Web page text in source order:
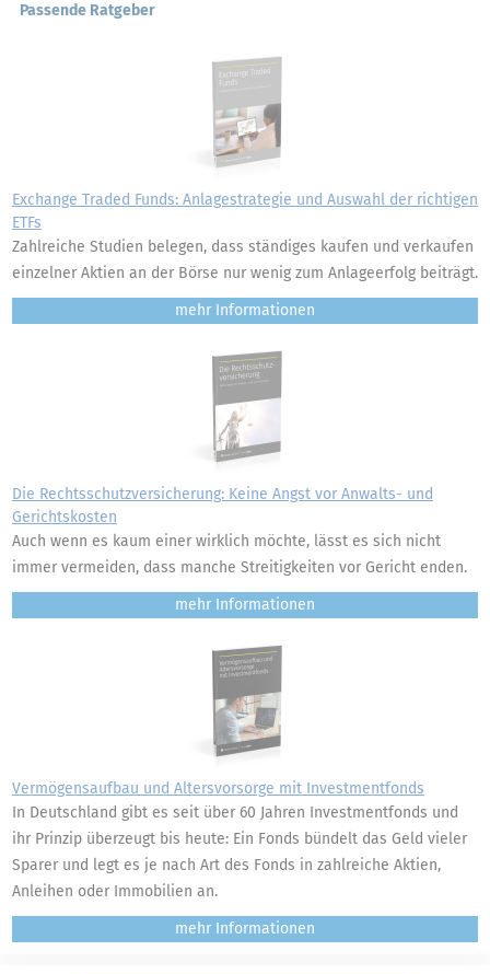
Passende Ratgeber
Exchange Traded Funds: Anlagestrategie und Auswahl der richtigen
ETFs
Zahlreiche Studien belegen, dass ständiges kaufen und verkaufen
einzelner Aktien an der Börse nur wenig zum Anlageerfolg beiträgt.
mehr
Die Rechtsschutzversicherung: Keine Angst vor Anwalts- und
Gerichtskosten
Auch wenn es kaum einer wirklich möchte, lässt es sich nicht
immer vermeiden, dass manche Streitigkeiten vor Gericht enden.
mehr
Vermögensaufbau und Altersvorsorge mit Investmentfonds
In Deutschland gibt es seit über 60 Jahren Investmentfonds und
ihr Prinzip überzeugt bis heute: Ein Fonds bündelt das Geld vieler
Sparer und legt es je nach Art des Fonds in zahlreiche Aktien,
Anleihen oder Immobilien an.
mehr